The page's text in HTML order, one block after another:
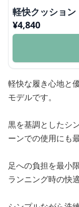
軽快クッショ
¥4,840
軽快な履き心地と
モデルです。
黒を基調としたシ
ーンでの使用にも
足への負担を最小
ランニング時の快